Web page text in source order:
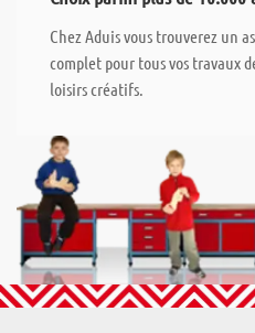
Chez Aduis vous trouverez un
complet pour tous vos travaux
loisirs créatifs.